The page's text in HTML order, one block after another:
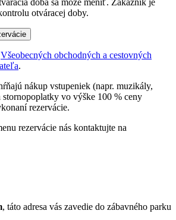
doba sa môže meniť. Zákazník je
otváracej doby.
Všeobecných obchodných a cestovných
.
nákup vstupeniek (napr. muzikály,
vo výške 100 % ceny
rezervácie.
rezervácie nás kontaktujte na
, táto adresa vás zavedie do zábavného parku